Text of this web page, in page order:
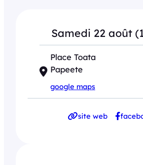
Samedi 22 août
Place Toata
Papeete
google maps
site web